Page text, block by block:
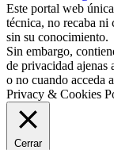
Este portal web
técnica, no recaba ni
sin su conocimiento.
Sin embargo,
de privacidad ajenas
o no cuando acceda
Privacy & Cookies
Cerrar